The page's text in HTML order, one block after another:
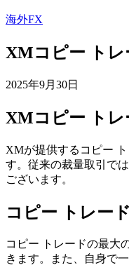
海外FX
XMコピー トレ
2025年9月30日
XMコピー ト
XMが提供するコピー
す。従来の裁量取引で
ございます。
コピー トレー
コピー トレードの最大
きます。また、自身で